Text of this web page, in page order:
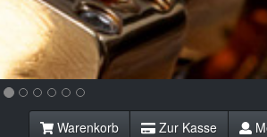
Warenkorb Zur Kasse